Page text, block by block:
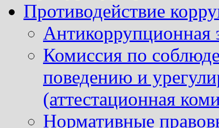
Противодействие
Антикоррупционная
Комиссия по
поведению и
(аттестационная
Нормативные